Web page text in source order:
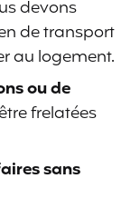
devons
de transport
au logement.
ou de
frelatées
sans